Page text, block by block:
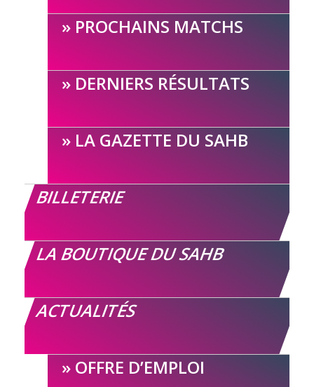
PROCHAINS MATCHS
DERNIERS RÉSULTATS
LA GAZETTE DU SAHB
BILLETERIE
LA BOUTIQUE DU SAHB
ACTUALITÉS
OFFRE D’EMPLOI